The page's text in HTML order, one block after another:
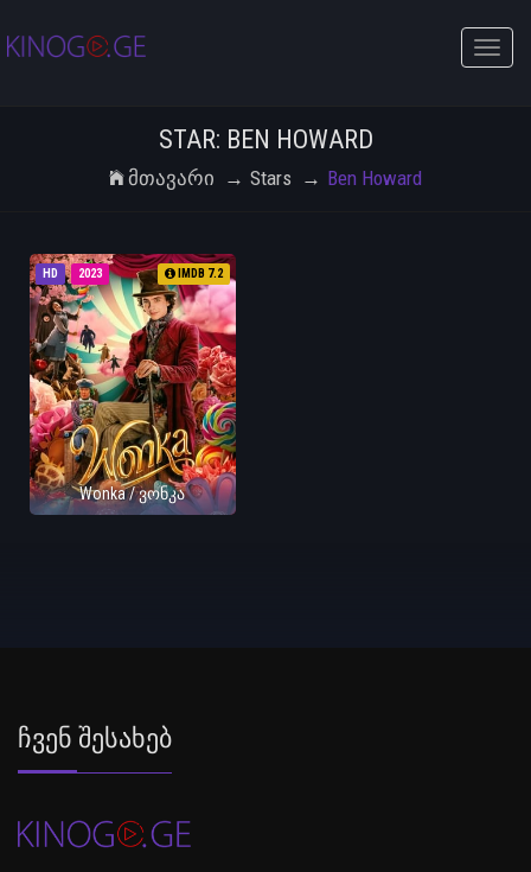
Toggle
STAR: BEN HOWARD
Მთავარი Stars Ben Howard
HD 2023 IMDB 7.2
Wonka / ვონკა
Ჩვენ Შესახებ